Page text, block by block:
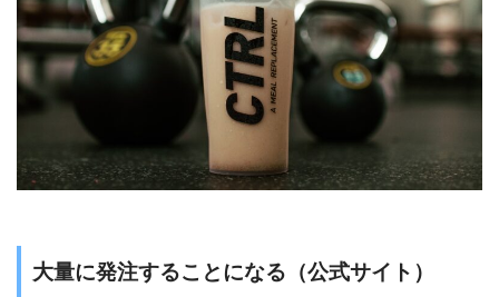
大量に発注することになる（公式サイト）